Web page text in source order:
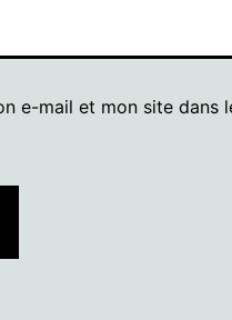
e-mail et mon site dans